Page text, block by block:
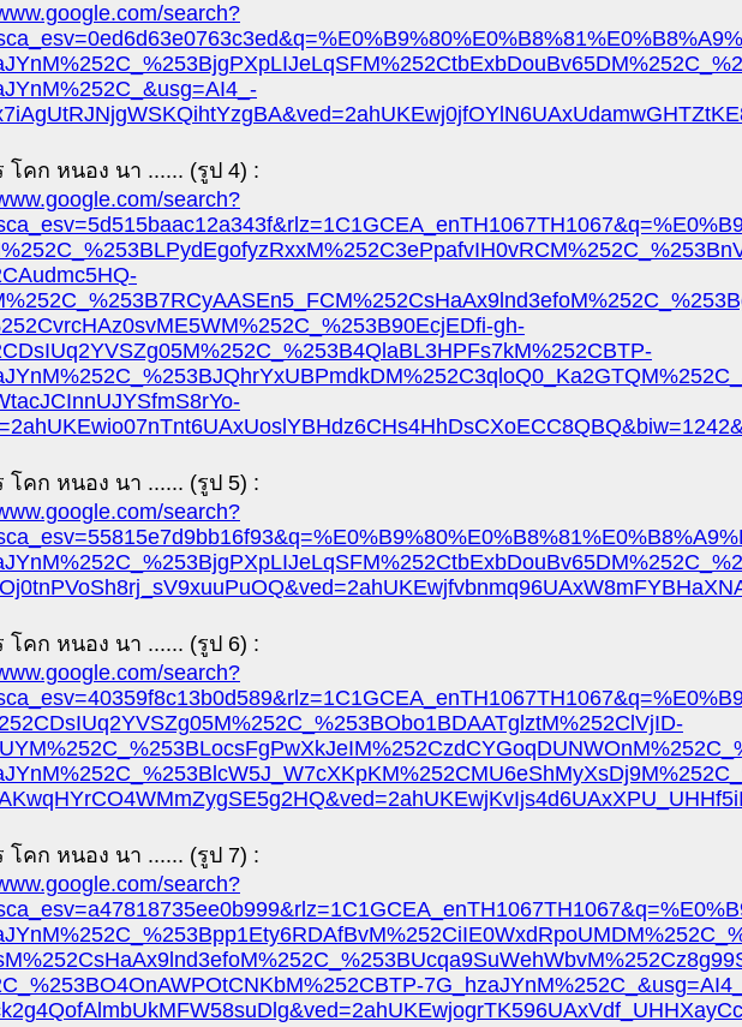
search?
โคก หนอง นา ...... (รูป 4) :
search?
gh-
โคก หนอง นา ...... (รูป 5) :
search?
โคก หนอง นา ...... (รูป 6) :
search?
โคก หนอง นา ...... (รูป 7) :
search?